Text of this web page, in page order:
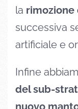
la rimozione
successiva
artificiale e
Infine
del sub-
nuovo